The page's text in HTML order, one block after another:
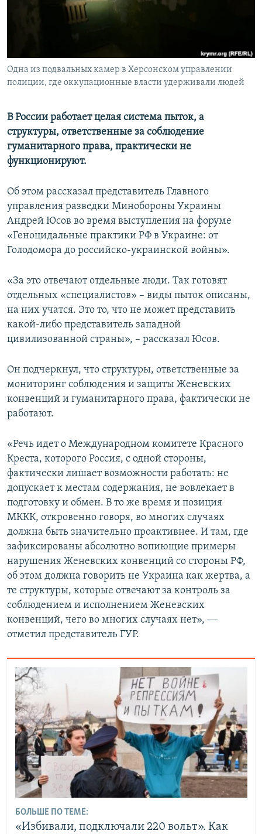
ПОБЕДИТЕЛЕЙ НЕ СУДЯТ?
УКРАИНСКАЯ ПРОБЛЕМА КРЫМА
ПРИСОЕДИНЯЙТЕСЬ!
Все сайты RFE/RL
Одна из подвальных камер в Херсонском управлении
полиции, где оккупационные власти удерживали людей
В России работает целая система пыток, а
структуры, ответственные за соблюдение
гуманитарного права, практически не
функционируют.
Об этом рассказал представитель Главного
управления разведки Минобороны Украины
Андрей Юсов во время выступления на форуме
«Геноцидальные практики РФ в Украине: от
Голодомора до российско-украинской войны».
«За это отвечают отдельные люди. Так готовят
отдельных «специалистов» – виды пыток описаны,
на них учатся. Это то, что не может представить
какой-либо представитель западной
цивилизованной страны», – рассказал Юсов.
Он подчеркнул, что структуры, ответственные за
мониторинг соблюдения и защиты Женевских
конвенций и гуманитарного права, фактически не
работают.
«Речь идет о Международном комитете Красного
Креста, которого Россия, с одной стороны,
фактически лишает возможности работать: не
допускает к местам содержания, не вовлекает в
подготовку и обмен. В то же время и позиция
МККК, откровенно говоря, во многих случаях
должна быть значительно проактивнее. И там, где
зафиксированы абсолютно вопиющие примеры
нарушения Женевских конвенций со стороны РФ,
об этом должна говорить не Украина как жертва, а
те структуры, которые отвечают за контроль за
соблюдением и исполнением Женевских
конвенций, чего во многих случаях нет», ―
отметил представитель ГУР.
БОЛЬШЕ ПО ТЕМЕ:
«Избивали, подключали 220 вольт». Как